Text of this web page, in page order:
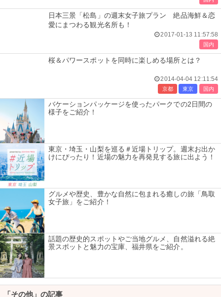
日本三景「松島」の週末女子旅プラン 絶品海鮮＆恋
愛にまつわる観光名所も！
2017-01-13 11:57:58
国内
桜＆パワースポットを同時に楽しめる場所とは？
2014-04-04 12:11:54
京都 東京 国内
バケーションパッケージを使ったパークでの2日間の
様子をご紹介！
東京・埼玉・山梨を巡る＃近場トリップ。週末お出か
けにぴったり！近場の魅力を再発見する旅に出よう！
グルメや歴史、豊かな自然に包まれる癒しの旅「鳥取
女子旅」をご紹介！
話題の歴史的スポットやご当地グルメ、自然溢れる絶
景スポットと魅力の宝庫、福井県をご紹介。
「その他」の記事